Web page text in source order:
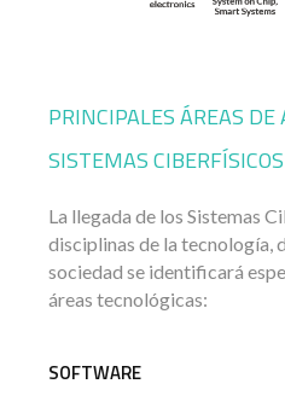
PRINCIPALES ÁREAS DE
SISTEMAS CIBERFÍSICOS
La llegada de los Sistemas
disciplinas de la tecnología,
sociedad se identificará
áreas tecnológicas:
SOFTWARE